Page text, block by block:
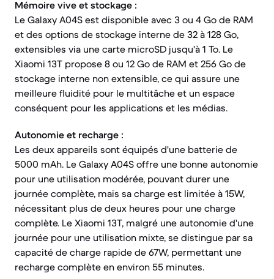
Mémoire vive et stockage :
Le Galaxy A04S est disponible avec 3 ou 4 Go de RAM
et des options de stockage interne de 32 à 128 Go,
extensibles via une carte microSD jusqu'à 1 To. Le
Xiaomi 13T propose 8 ou 12 Go de RAM et 256 Go de
stockage interne non extensible, ce qui assure une
meilleure fluidité pour le multitâche et un espace
conséquent pour les applications et les médias.
Autonomie et recharge :
Les deux appareils sont équipés d'une batterie de
5000 mAh. Le Galaxy A04S offre une bonne autonomie
pour une utilisation modérée, pouvant durer une
journée complète, mais sa charge est limitée à 15W,
nécessitant plus de deux heures pour une charge
complète. Le Xiaomi 13T, malgré une autonomie d'une
journée pour une utilisation mixte, se distingue par sa
capacité de charge rapide de 67W, permettant une
recharge complète en environ 55 minutes.